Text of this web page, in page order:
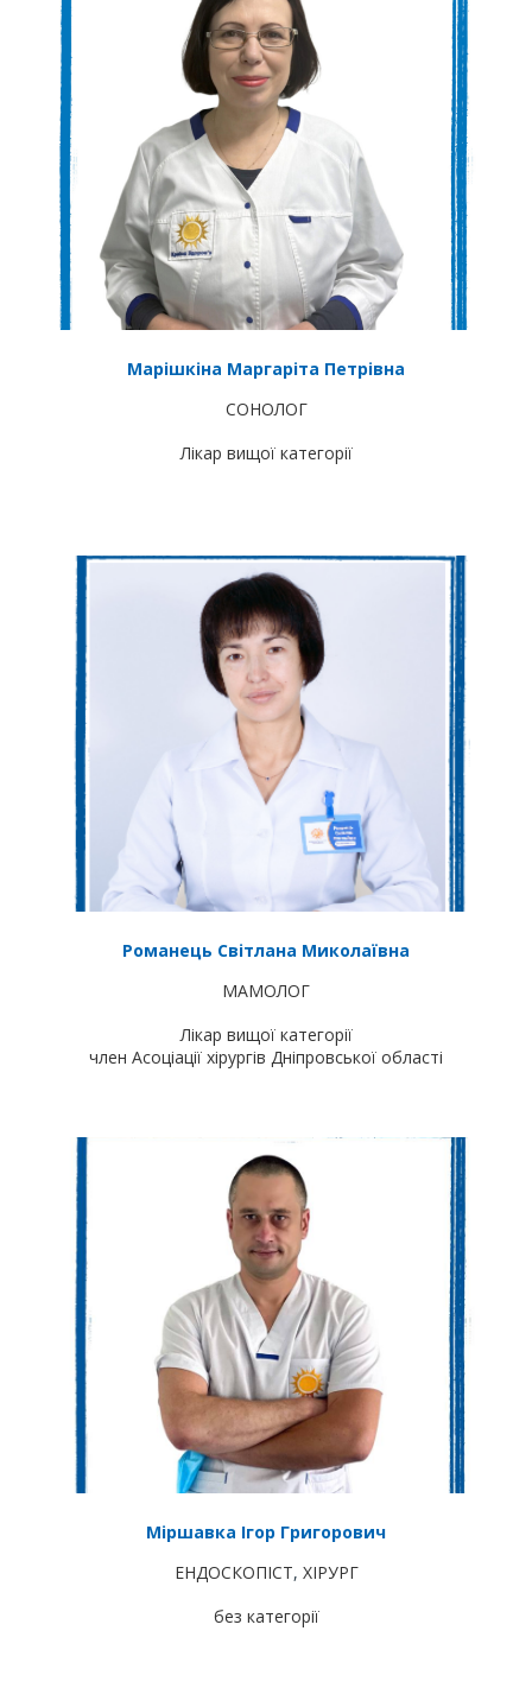
Марішкіна Маргаріта Петрівна
СОНОЛОГ
Лікар вищої категорії
Романець Світлана Миколаївна
МАМОЛОГ
Лікар вищої категорії
член Асоціації хірургів Дніпровської області
Міршавка Ігор Григорович
ЕНДОСКОПІСТ, ХІРУРГ
без категорії